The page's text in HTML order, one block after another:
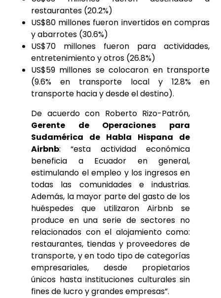
restaurantes (20.2%)
US$80 millones fueron invertidos en compras
y abarrotes (30.6%)
US$70 millones fueron para actividades,
entretenimiento y otros (26.8%)
US$59 millones se colocaron en transporte
(9.6% en transporte local y 12.8% en
transporte hacia y desde el destino).
De acuerdo con Roberto Rizo-Patrón,
Gerente de Operaciones para
Sudamérica de Habla Hispana de
Airbnb: “esta actividad económica
beneficia a Ecuador en general,
estimulando el empleo y los ingresos en
todas las comunidades e industrias.
Además, la mayor parte del gasto de los
huéspedes que utilizaron Airbnb se
produce en una serie de sectores no
relacionados con el alojamiento como:
restaurantes, tiendas y proveedores de
transporte, y en todo tipo de categorías
empresariales, desde propietarios
únicos hasta instituciones culturales sin
fines de lucro y grandes empresas”.